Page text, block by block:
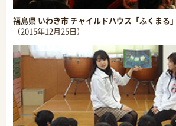
福島県 いわき市 チャイルドハウス「ふくまる」
（2015年12月25日）